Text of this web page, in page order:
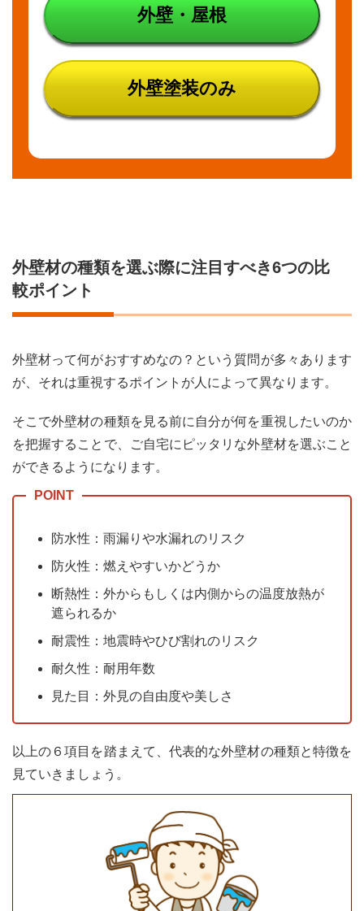
ン性
にこ
だわ
い方
にお
すす
の特
徴
性に
優れ
た住
宅に
にお
すす
め：
の特
徴
6
テナ
間を
タイ
特徴
7
りを
防
外壁・屋根
外壁塗装のみ
外壁材の種類を選ぶ際に注目すべき6つの比
較ポイント
外壁材って何がおすすめなの？という質問が多々あります
が、それは重視するポイントが人によって異なります。
そこで外壁材の種類を見る前に自分が何を重視したいのか
を把握することで、ご自宅にピッタリな外壁材を選ぶこと
ができるようになります。
防水性：雨漏りや水漏れのリスク
防火性：燃えやすいかどうか
断熱性：外からもしくは内側からの温度放熱が
遮られるか
耐震性：地震時やひび割れのリスク
耐久性：耐用年数
見た目：外見の自由度や美しさ
以上の６項目を踏まえて、代表的な外壁材の種類と特徴を
見ていきましょう。